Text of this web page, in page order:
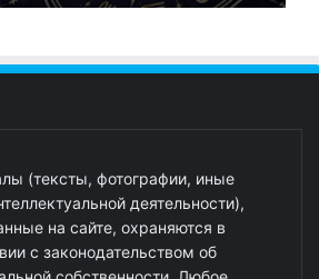
(тексты, фотографии, иные
деятельности),
на сайте, охраняются в
с законодательством об